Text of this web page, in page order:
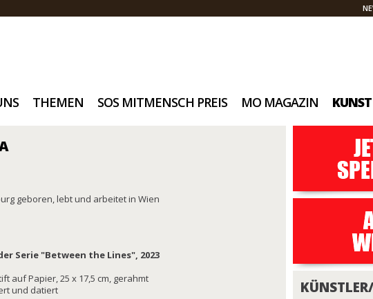
THEMEN SOS MITMENSCH PREIS MO MAGAZIN KUNST
geboren, lebt und arbeitet in Wien
Serie "Between the Lines", 2023
auf Papier, 25 x 17,5 cm, gerahmt
und datiert